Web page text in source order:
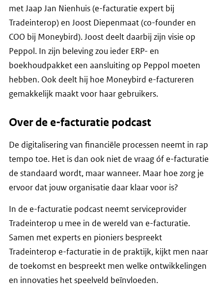
met Jaap Jan Nienhuis (e-facturatie expert bij
Tradeinterop) en Joost Diepenmaat (co-founder en
COO bij Moneybird). Joost deelt daarbij zijn visie op
Peppol. In zijn beleving zou ieder ERP- en
boekhoudpakket een aansluiting op Peppol moeten
hebben. Ook deelt hij hoe Moneybird e-factureren
gemakkelijk maakt voor haar gebruikers.
Over de e-facturatie podcast
De digitalisering van financiële processen neemt in rap
tempo toe. Het is dan ook niet de vraag óf e-facturatie
de standaard wordt, maar wanneer. Maar hoe zorg je
ervoor dat jouw organisatie daar klaar voor is?
In de e-facturatie podcast neemt serviceprovider
Tradeinterop u mee in de wereld van e-facturatie.
Samen met experts en pioniers bespreekt
Tradeinterop e-facturatie in de praktijk, kijkt men naar
de toekomst en bespreekt men welke ontwikkelingen
en innovaties het speelveld beïnvloeden.